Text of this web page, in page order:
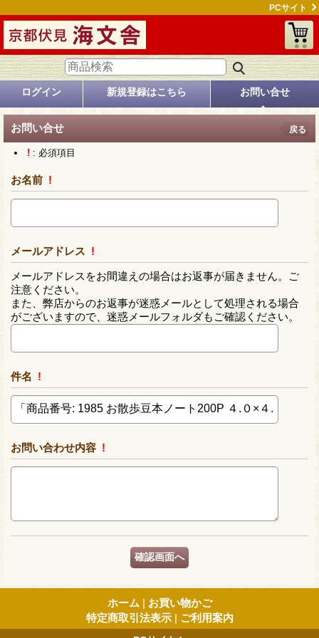
PCサイト
ログイン 新規登録はこちら お問い合せ
お問い合せ 戻る
! : 必須項目
お名前 !
メールアドレス !
メールアドレスをお間違えの場合はお返事が届きません。ご
注意ください。
また、弊店からのお返事が迷惑メールとして処理される場合
がございますので、迷惑メールフォルダもご確認ください。
件名 !
お問い合わせ内容 !
ホーム | お買い物かご
特定商取引法表示 | ご利用案内